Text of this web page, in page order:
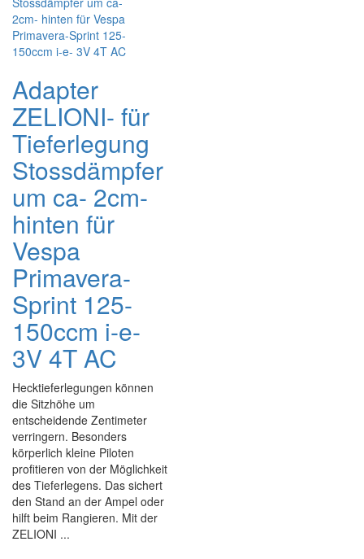
Adapter
ZELIONI- für
Tieferlegung
Stossdämpfer
um ca- 2cm-
hinten für
Vespa
Primavera-
Sprint 125-
150ccm i-e-
3V 4T AC
Hecktieferlegungen können
die Sitzhöhe um
entscheidende Zentimeter
verringern. Besonders
körperlich kleine Piloten
profitieren von der Möglichkeit
des Tieferlegens. Das sichert
den Stand an der Ampel oder
hilft beim Rangieren. Mit der
ZELIONI ...